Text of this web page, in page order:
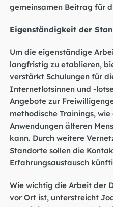
gemeinsamen Beitrag für
Eigenständigkeit der
Um die eigenständige
langfristig zu etablieren,
verstärkt Schulungen für
Internetlotsinnen und -
Angebote zur
methodische Trainings,
Anwendungen älteren
kann. Durch weitere
Standorte sollen die
Erfahrungsaustausch
Wie wichtig die Arbeit der
vor Ort ist, unterstreicht